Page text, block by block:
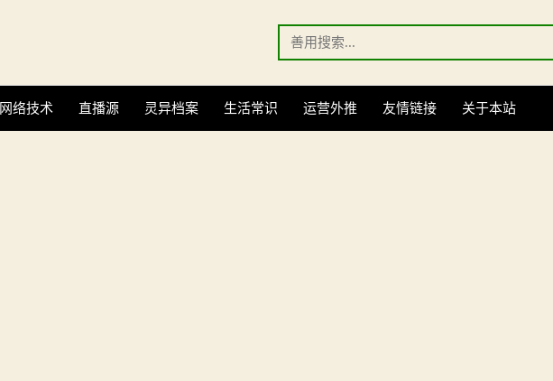
Search
for:
网络技术 直播源 灵异档案 生活常识 运营外推 友情链接 关于本站